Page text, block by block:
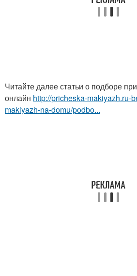
Читайте далее статьи о подборе
онлайн http://pricheska-makiyazh.ru-
makiyazh-na-domu/podbo...